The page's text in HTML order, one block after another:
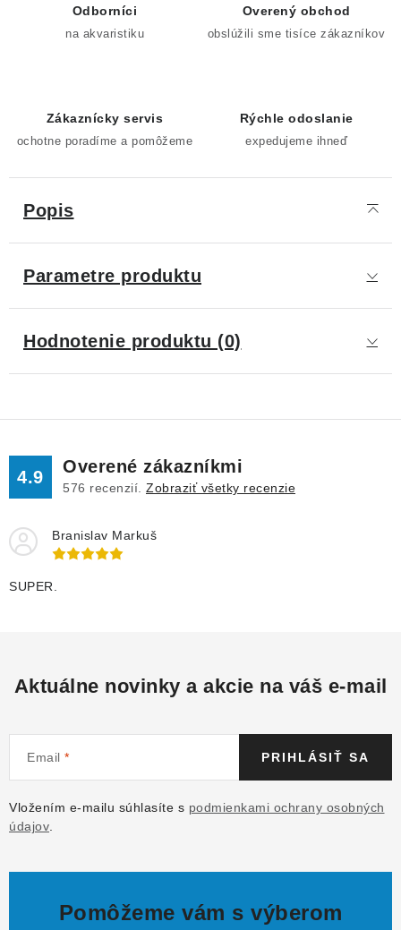
Odborníci
na akvaristiku
Overený obchod
obslúžili sme tisíce zákazníkov
Zákaznícky servis
ochotne poradíme a pomôžeme
Rýchle odoslanie
expedujeme ihneď
Popis
Parametre produktu
Hodnotenie produktu (0)
4.9
Overené zákazníkmi
576 recenzií. Zobraziť všetky recenzie
Branislav Markuš
SUPER.
Aktuálne novinky a akcie na váš e-mail
Email
Vložením e-mailu súhlasíte s podmienkami ochrany osobných
údajov
PRIHLÁSIŤ SA
Pomôžeme vám s výberom